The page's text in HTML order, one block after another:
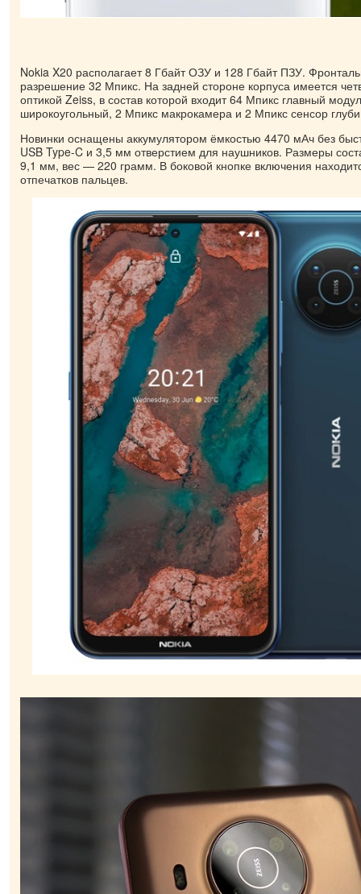
Nokia X20 располагает 8 Гбайт ОЗУ и 128 Гбайт ПЗУ.
разрешение 32 Мпикс. На задней стороне корпуса имеется
оптикой Zeiss, в состав которой входит 64 Мпикс главный
широкоугольный, 2 Мпикс макрокамера и 2 Мпикс сенсор
Новинки оснащены аккумулятором ёмкостью 4470 мАч без
USB Type-C и 3,5 мм отверстием для наушников. Размеры
9,1 мм, вес — 220 грамм. В боковой кнопке включения
отпечатков пальцев.